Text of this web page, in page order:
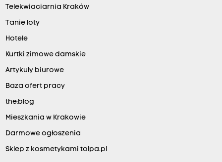
Telekwiaciarnia Kraków
Tanie loty
Hotele
Kurtki zimowe damskie
Artykuły biurowe
Baza ofert pracy
the:blog
Mieszkania w Krakowie
Darmowe ogłoszenia
Sklep z kosmetykami tolpa.pl